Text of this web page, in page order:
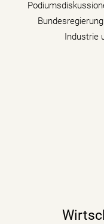
Industrie
Sie bringt
politische